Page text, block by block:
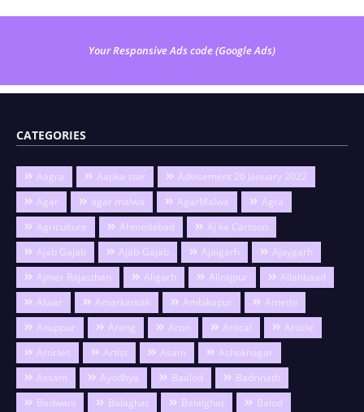
Your Responsive Ads code (Google Ads)
CATEGORIES
Aagra Aapka star
Advisement 26 January 2022
Agar
agar malwa AgarMalwa
Agra
Agriculture
Ahmedabad
Aj ka Cartoon
Ajab Gajab
Ajab-Gajab Ajaigarh
Ajaygarh
Ajmer Rajasthan
Aligarh Alirajpur
Allahbaad
Alwar
Amarkantak Ambikapur
Amethi
Anuppur
Arang Aron Artical
Article
Articles
Artist Asam
Ashoknagar
Assam
Ayodhya Baalod
Badrinath
Badwani
Balaghat Balalghat
Balod